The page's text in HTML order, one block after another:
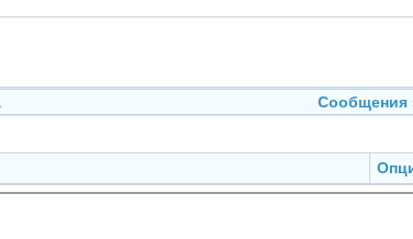
Сообщения